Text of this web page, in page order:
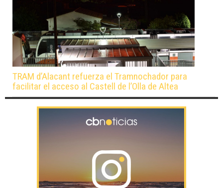
TRAM d’Alacant refuerza el Tramnochador para
facilitar el acceso al Castell de l’Olla de Altea